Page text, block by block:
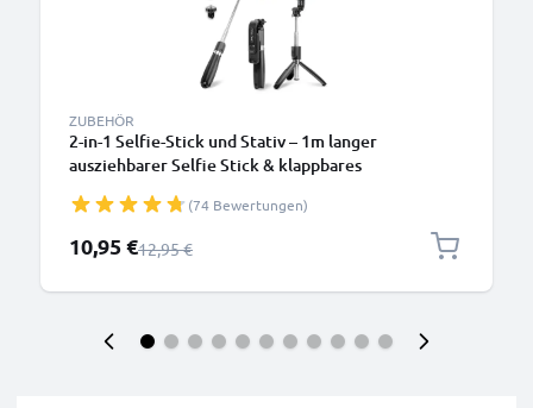
ZUBEHÖR
2-in-1 Selfie-Stick und Stativ – 1m langer
ausziehbarer Selfie Stick & klappbares
Handy und Kamera – kompatibel mit iPhone, GoPro,
Android & weiteren – Schwarz
(74 Bewertungen)
Sonderpreis
10,95 €Regulärer Preis
12,95 €